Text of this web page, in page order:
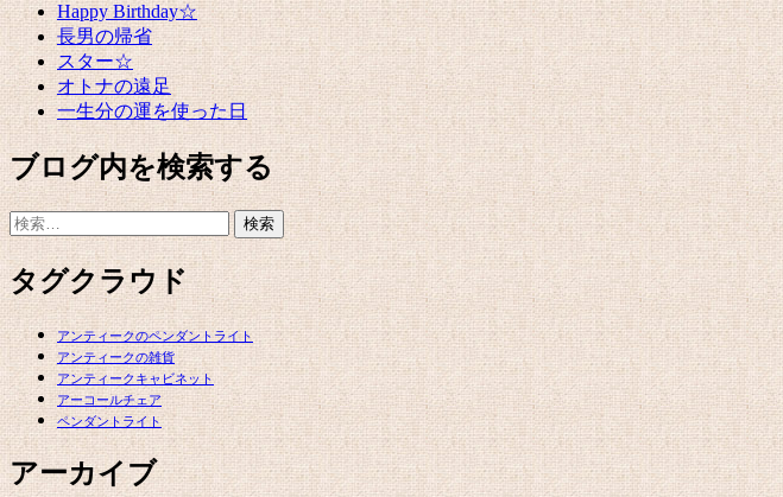
Happy Birthday☆
長男の帰省
スター☆
オトナの遠足
一生分の運を使った日
ブログ内を検索する
検
索:
タグクラウド
アンティークのペンダントライト
アンティークの雑貨
アンティークキャビネット
アーコールチェア
ペンダントライト
アーカイブ